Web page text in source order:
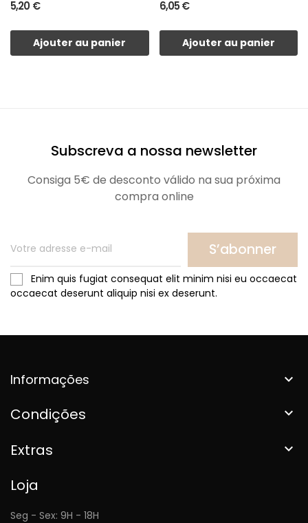
5,20 €
Ajouter au panier
6,05 €
Ajouter au panier
Subscreva a nossa newsletter
Consiga 5€ de desconto válido na sua próxima
compra online
S’abonner
Enim quis fugiat consequat elit minim nisi eu occaecat
occaecat deserunt aliquip nisi ex deserunt.
Informações 
Condições 
Extras 
Loja
Seg - Sex: 9H - 18H